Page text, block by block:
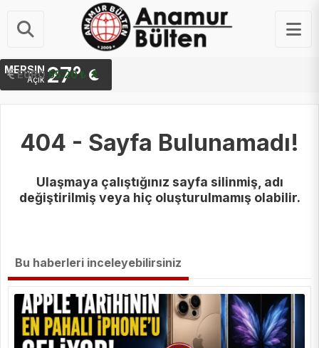
EURO 55.20 ₺
STERLIN 64.44 ₺
MERSIN
Açık 27°
404 - Sayfa Bulunamadı!
Ulaşmaya çalıştığınız sayfa silinmiş, adı
değiştirilmiş veya hiç oluşturulmamış olabilir.
Bu haberleri inceleyebilirsiniz